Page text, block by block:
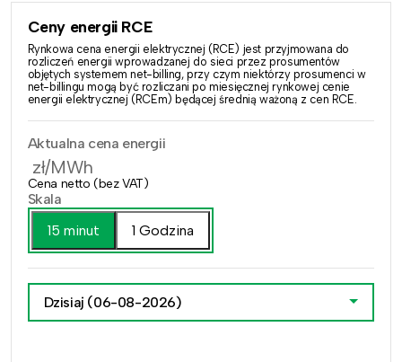
Ceny energii RCE
Rynkowa cena energii elektrycznej (RCE) jest przyjmowana do
rozliczeń energii wprowadzanej do sieci przez prosumentów
objętych systemem net-billing, przy czym niektórzy prosumenci w
net-billingu mogą być rozliczani po miesięcznej rynkowej cenie
energii elektrycznej (RCEm) będącej średnią ważoną z cen RCE.
Aktualna cena energii
zł/MWh
Cena netto (bez VAT)
Skala
15 minut
1 Godzina
Dzisiaj (06-08-2026)